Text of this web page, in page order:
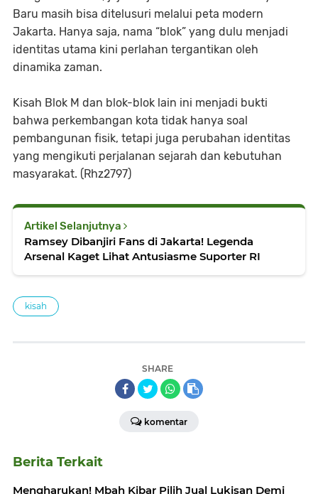
Baru masih bisa ditelusuri melalui peta modern
Jakarta. Hanya saja, nama “blok” yang dulu menjadi
identitas utama kini perlahan tergantikan oleh
dinamika zaman.
Kisah Blok M dan blok-blok lain ini menjadi bukti
bahwa perkembangan kota tidak hanya soal
pembangunan fisik, tetapi juga perubahan identitas
yang mengikuti perjalanan sejarah dan kebutuhan
masyarakat. (Rhz2797)
Artikel Selanjutnya
Ramsey Dibanjiri Fans di Jakarta! Legenda
Arsenal Kaget Lihat Antusiasme Suporter RI
kisah
SHARE
komentar
Berita Terkait
Mengharukan! Mbah Kibar Pilih Jual Lukisan Demi